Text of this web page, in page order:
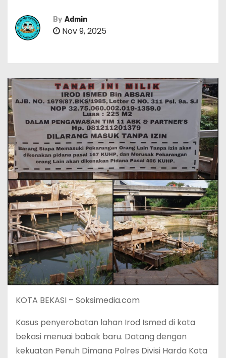
By Admin
Nov 9, 2025
KOTA BEKASI – Soksimedia.com
Kasus penyerobotan lahan Irod Ismed di kota
bekasi menuai babak baru. Datang dengan
kekuatan Penuh Dimana Polres Divisi Harda Kota